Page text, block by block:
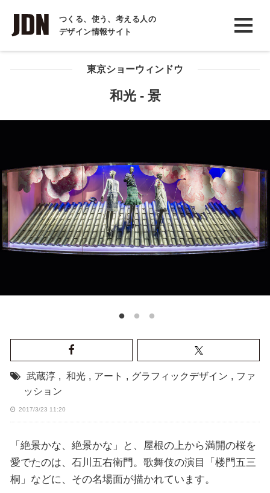
つくる、使う、考える人の
デザイン情報サイト
INTERVIEW
インタビュー
REPORT東京ショーウィンドウ
和光 - 景
武蔵淳 , 和光 , アート , グラフィックデザイン , ファ
ッション
2017/3/23 11:20
「絶景かな、絶景かな」と、屋根の上から満開の桜を
愛でたのは、石川五右衛門。歌舞伎の演目「楼門五三
桐」などに、その名場面が描かれています。